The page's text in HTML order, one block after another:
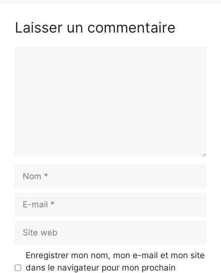
Laisser un commentaire
mail
web
Enregistrer mon nom, mon e-mail et mon site
dans le navigateur pour mon prochain